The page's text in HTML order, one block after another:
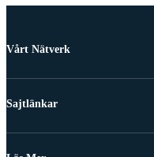
Vårt Nätverk
Sajtlänkar